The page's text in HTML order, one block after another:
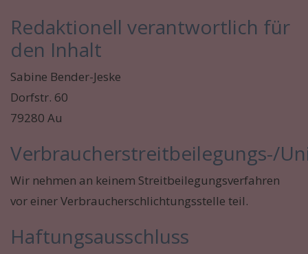
Redaktionell verantwortlich für
den Inhalt
Sabine Bender-Jeske
Dorfstr. 60
79280 Au
Verbraucherstreitbeilegungs-/
Wir nehmen an keinem Streitbeilegungsverfahren
vor einer Verbraucherschlichtungsstelle teil.
Haftungsausschluss